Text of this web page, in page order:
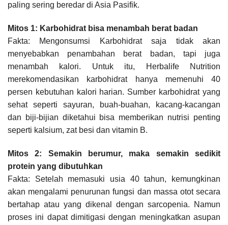
paling sering beredar di Asia Pasifik.
Mitos 1: Karbohidrat bisa menambah berat badan
Fakta: Mengonsumsi Karbohidrat saja tidak akan
menyebabkan penambahan berat badan, tapi juga
menambah kalori. Untuk itu, Herbalife Nutrition
merekomendasikan karbohidrat hanya memenuhi 40
persen kebutuhan kalori harian. Sumber karbohidrat yang
sehat seperti sayuran, buah-buahan, kacang-kacangan
dan biji-bijian diketahui bisa memberikan nutrisi penting
seperti kalsium, zat besi dan vitamin B.
Mitos 2: Semakin berumur, maka semakin sedikit
protein yang dibutuhkan
Fakta: Setelah memasuki usia 40 tahun, kemungkinan
akan mengalami penurunan fungsi dan massa otot secara
bertahap atau yang dikenal dengan sarcopenia. Namun
proses ini dapat dimitigasi dengan meningkatkan asupan